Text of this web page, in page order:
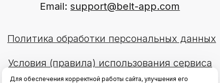
Для обеспечения корректной работы сайта, улучшения его